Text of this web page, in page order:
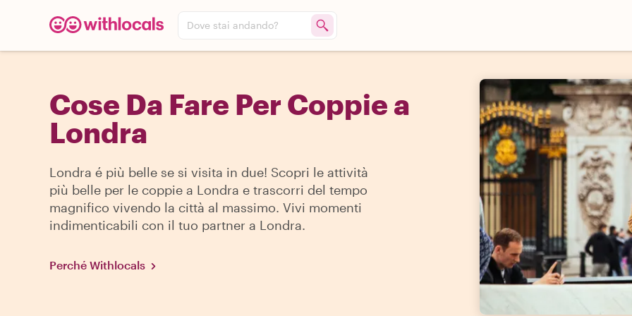
Dove stai andando?
Cose Da Fare Per Coppie a
Londra
Londra é più belle se si visita in due! Scopri le attività
più belle per le coppie a Londra e trascorri del tempo
magnifico vivendo la città al massimo. Vivi momenti
indimenticabili con il tuo partner a Londra.
Perché Withlocals